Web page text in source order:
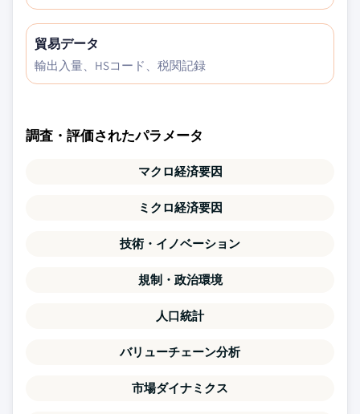
貿易データ
輸出入量、HSコード、税関記録
調査・評価されたパラメータ
マクロ経済要因
ミクロ経済要因
技術・イノベーション
規制・政治環境
人口統計
バリューチェーン分析
市場ダイナミクス